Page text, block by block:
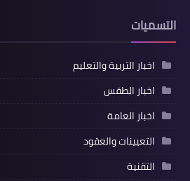
التسميات
اخبار التربية والتعليم
اخبار الطقس
اخبار العامة
التعيينات والعقود
التقنية